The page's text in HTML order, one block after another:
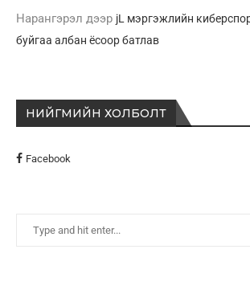
Нарангэрэл дээр jL мэргэжлийн
буйгаа албан ёсоор батлав
НИЙГМИЙН ХОЛБОЛТ
Facebook